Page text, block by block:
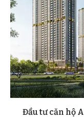
Đầu tư căn hộ